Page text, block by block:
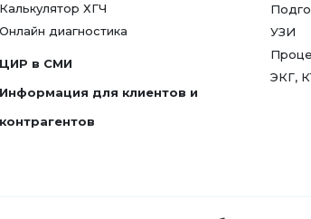
Калькулятор ХГЧ
Онлайн диагностика
ЦИР в СМИ
Информация для клиентов и
контрагентов
УЗИ
ЭКГ,